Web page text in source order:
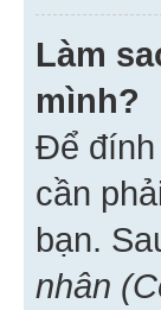
Làm
mình?
Để đính
cần
bạn.
nhân